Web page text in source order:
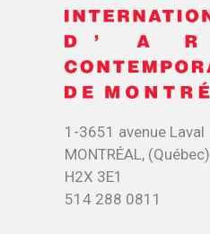
1-3651 avenue Laval
MONTRÉAL, (Québec)
H2X 3E1
514 288 0811